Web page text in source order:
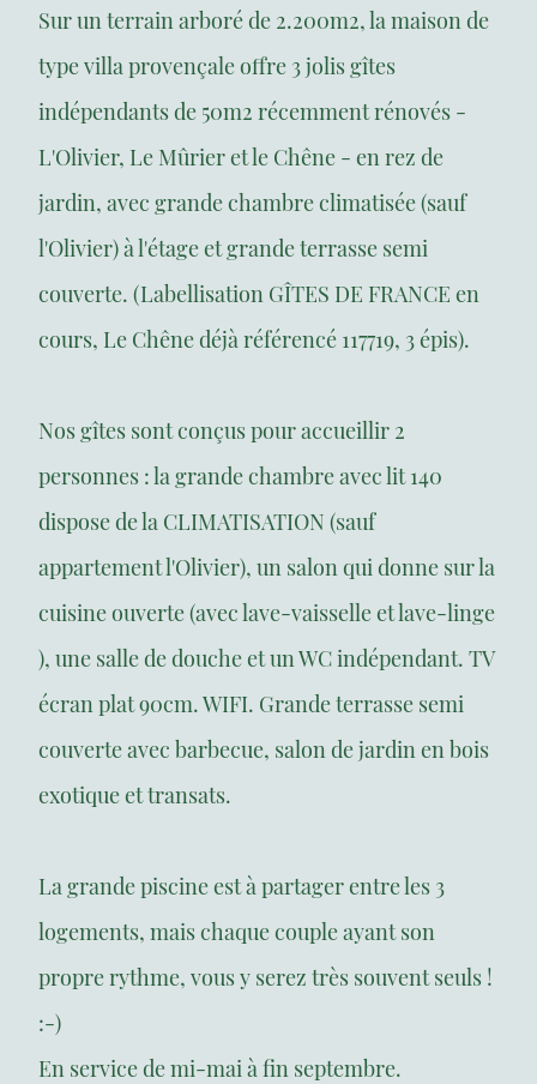
Sur un terrain arboré de 2.200m2, la maison de
type villa provençale offre 3 jolis gîtes
indépendants de 50m2 récemment rénovés -
L'Olivier, Le Mûrier et le Chêne - en rez de
jardin, avec grande chambre climatisée (sauf
l'Olivier) à l'étage et grande terrasse semi
couverte. (Labellisation GÎTES DE FRANCE en
cours, Le Chêne déjà référencé 117719, 3 épis).
Nos gîtes sont conçus pour accueillir 2
personnes : la grande chambre avec lit 140
dispose de la CLIMATISATION (sauf
appartement l'Olivier), un salon qui donne sur la
cuisine ouverte (avec lave-vaisselle et lave-linge
), une salle de douche et un WC indépendant. TV
écran plat 90cm. WIFI. Grande terrasse semi
couverte avec barbecue, salon de jardin en bois
exotique et transats.
La grande piscine est à partager entre les 3
logements, mais chaque couple ayant son
propre rythme, vous y serez très souvent seuls !
:-)
En service de mi-mai à fin septembre.